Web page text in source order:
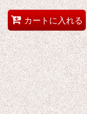
カートに入れる